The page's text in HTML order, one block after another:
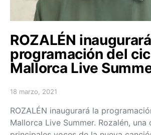
ROZALÉN
programación del
Mallorca Live
Posted on
18 marzo, 2021
ROZALÉN inaugurará la
Mallorca Live Summer. Rozalén, una